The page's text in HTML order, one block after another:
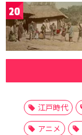
20
江戸時代
アニメ